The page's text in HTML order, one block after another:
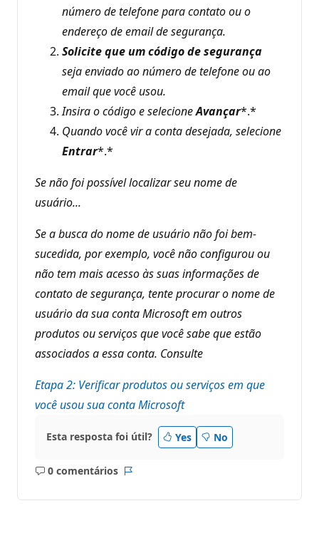
número de telefone para contato ou o
endereço de email de segurança.
Solicite que um código de segurança
seja enviado ao número de telefone ou ao
email que você usou.
Insira o código e selecioneAvançar*.*
Quando você vir a conta desejada, selecione
Entrar*.*
Se não foi possível localizar seu nome de
usuário...
Se a busca do nome de usuário não foi bem-
sucedida, por exemplo, você não configurou ou
não tem mais acesso às suas informações de
contato de segurança, tente procurar o nome de
usuário da sua conta Microsoft em outros
produtos ou serviços que você sabe que estão
associados a essa conta. Consulte
Etapa 2: Verificar produtos ou serviços em que
você usou sua conta Microsoft
Esta resposta foi útil? Yes No
0 comentários
Sem